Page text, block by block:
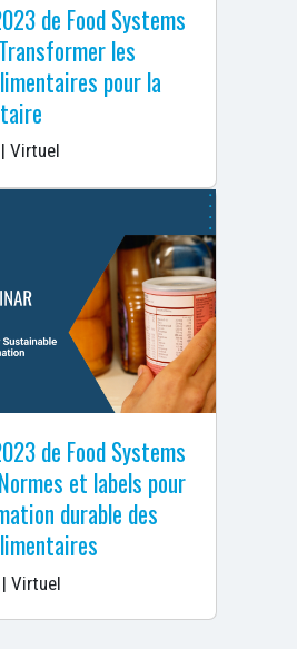
de Food Systems
les
pour la
Virtuel
de Food Systems
et labels pour
durable des
Virtuel